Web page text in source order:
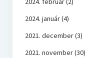
2024. január(4)
2021. december(3)
2021. november(30)